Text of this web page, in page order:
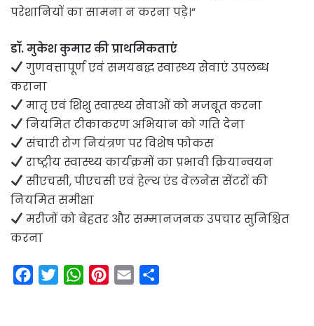
परेशानियों का सामना न करना पड़े।”
डॉ. मुकेश कुमार की प्राथमिकताएं
गुणवत्तापूर्ण एवं समयबद्ध स्वास्थ्य सेवाएं उपलब्ध
कराना
मातृ एवं शिशु स्वास्थ्य सेवाओं को मजबूत करना
नियमित टीकाकरण अभियान को गति देना
संचारी रोग नियंत्रण पर विशेष फोकस
राष्ट्रीय स्वास्थ्य कार्यक्रमों का प्रभावी क्रियान्वयन
सीएचसी, पीएचसी एवं हेल्थ एंड वेलनेस सेंटरों की
नियमित समीक्षा
मरीजों को बेहतर और सम्मानजनक उपचार सुनिश्चित
करना
W